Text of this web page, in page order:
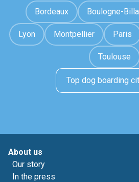
Bordeaux Boulogne-
Lyon Montpellier Paris
Toulouse
Top dog boarding
About us
Our story
In the press